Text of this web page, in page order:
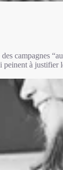
campagnes
à